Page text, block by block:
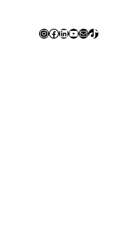
InstagramFacebook LinkedIn YouTube E-mail TikTok